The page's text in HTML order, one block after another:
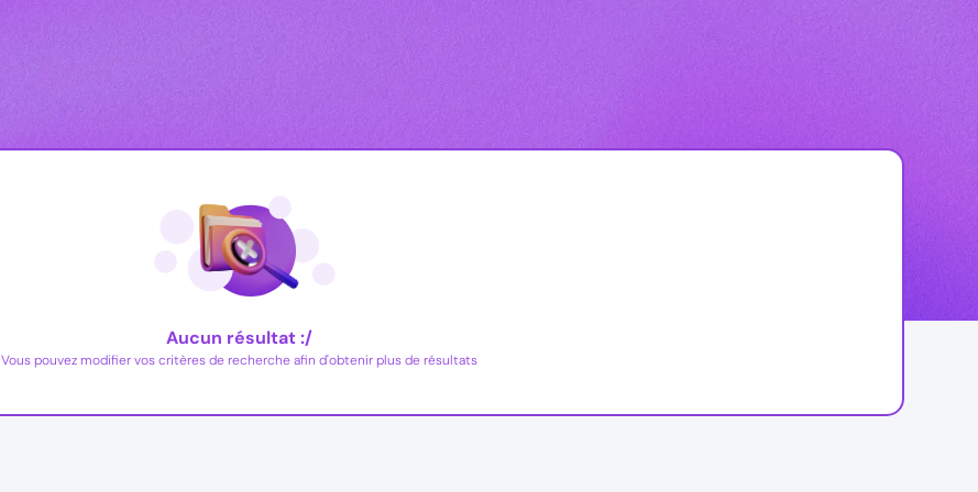
Aucun résultat :/
Vous pouvez modifier vos critères de recherche afin d'obtenir plus de résultats